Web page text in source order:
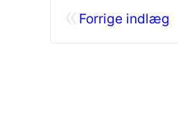
Forrige indlæg